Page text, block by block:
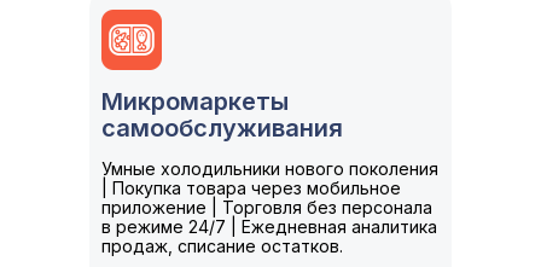
Микромаркеты
самообслуживания
Умные холодильники нового поколения
| Покупка товара через мобильное
приложение | Торговля без персонала
в режиме 24/7 | Ежедневная аналитика
продаж, списание остатков.